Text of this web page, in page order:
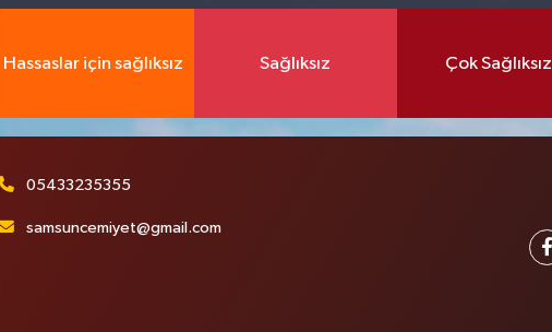
Hassaslar için sağlıksız Sağlıksız Çok Sağlıksız
05433235355
samsuncemiyet@gmail.com